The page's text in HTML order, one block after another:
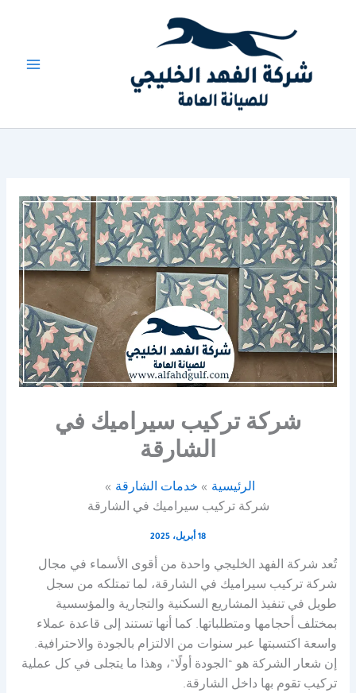
شركة تركيب سيراميك في
الشارقة
الرئيسية
خدمات الشارقة
شركة تركيب سيراميك في الشارقة
18 أبريل، 2025
تُعد شركة الفهد الخليجي واحدة من أقوى الأسماء في مجال
شركة تركيب سيراميك في الشارقة، لما تمتلكه من سجل
طويل في تنفيذ المشاريع السكنية والتجارية والمؤسسية
بمختلف أحجامها ومتطلباتها. كما أنها تستند إلى قاعدة عملاء
واسعة اكتسبتها عبر سنوات من الالتزام بالجودة والاحترافية.
إن شعار الشركة هو “الجودة أولًا”، وهذا ما يتجلى في كل عملية
تركيب تقوم بها داخل الشارقة.